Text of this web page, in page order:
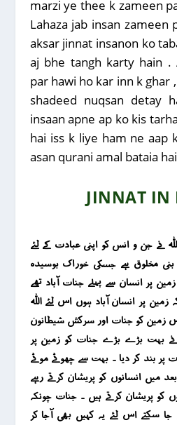
marzi ye thee k zameen
Lahaza jab insan zameen
aksar jinnat insanon ko
aj bhe tangh karty hain .
par hawi ho kar inn k ghar
shadeed nuqsan detay
insaan apne ap ko kis
hai iss k liye ham ne aap
asan qurani amal bataia
JINNAT IN
نے جن و انس کو اپنی عبادت کے لئے
بنی مخلوق ہے جسکی خوراک بوسیدہ
پر انسان سے پہلے جنات آباد تھے
زمین پر انسان آباد ہوں اس لئے اللہ
زمین کو جنات اور سرکش شیطانون
نے بہت بڑے بڑے جنات کو زمین پر
پر بند کر دیا ۔ بہت سے چھوٹے موٹے
میں انسانوں کو پریشان کرتے رہے
کو پریشان کرتے ہیں ۔ جنات چونکہ
جا سکتے اس لئے یہ کہیں بھی آجا کر